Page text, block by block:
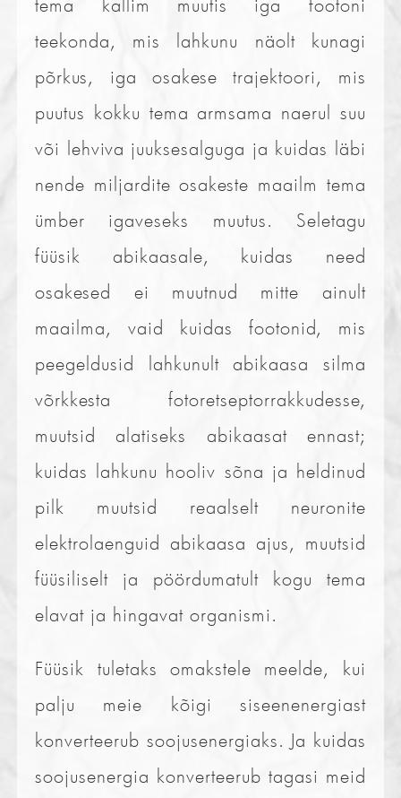
teekonda, mis lahkunu näolt kunagi
põrkus, iga osakese trajektoori, mis
puutus kokku tema armsama naerul suu
või lehviva juuksesalguga ja kuidas läbi
nende miljardite osakeste maailm tema
ümber igaveseks muutus. Seletagu
füüsik abikaasale, kuidas need
osakesed ei muutnud mitte ainult
maailma, vaid kuidas footonid, mis
peegeldusid lahkunult abikaasa silma
võrkkesta fotoretseptorrakkudesse,
muutsid alatiseks abikaasat ennast;
kuidas lahkunu hooliv sõna ja heldinud
pilk muutsid reaalselt neuronite
elektrolaenguid abikaasa ajus, muutsid
füüsiliselt ja pöördumatult kogu tema
elavat ja hingavat organismi.
Füüsik tuletaks omakstele meelde, kui
palju meie kõigi siseenenergiast
konverteerub soojusenergiaks. Ja kuidas
soojusenergia konverteerub tagasi meid